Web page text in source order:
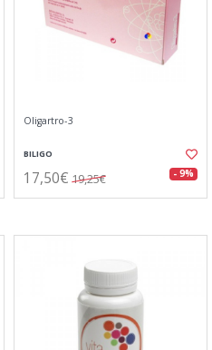
Oligartro-3
BILIGO
17,50€ 19,25€ - 9%